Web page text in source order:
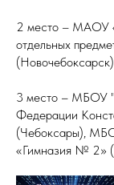
2 место – МАОУ
отдельных
3 место – МБОУ
Федерации
(Чебоксары),
«Гимназия № 2»